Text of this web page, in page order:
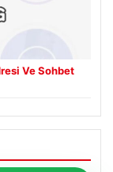
Ve Sohbet